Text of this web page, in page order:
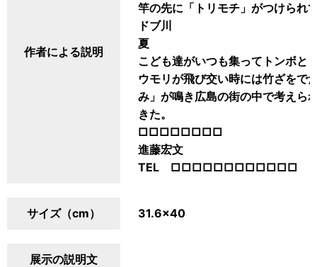
作者による説明
竿の先に「トリモチ」がつけられ
ドブ川
夏
こども達がいつも集ってトンボと
ウモリが飛び交い時には竹ざをで
み」が鳴き広島の街の中で考えら
きた。
□□□□□□□□
進藤宏文
TEL □□□□□□□□□□□□
サイズ（cm） 31.6×40
展示の説明文